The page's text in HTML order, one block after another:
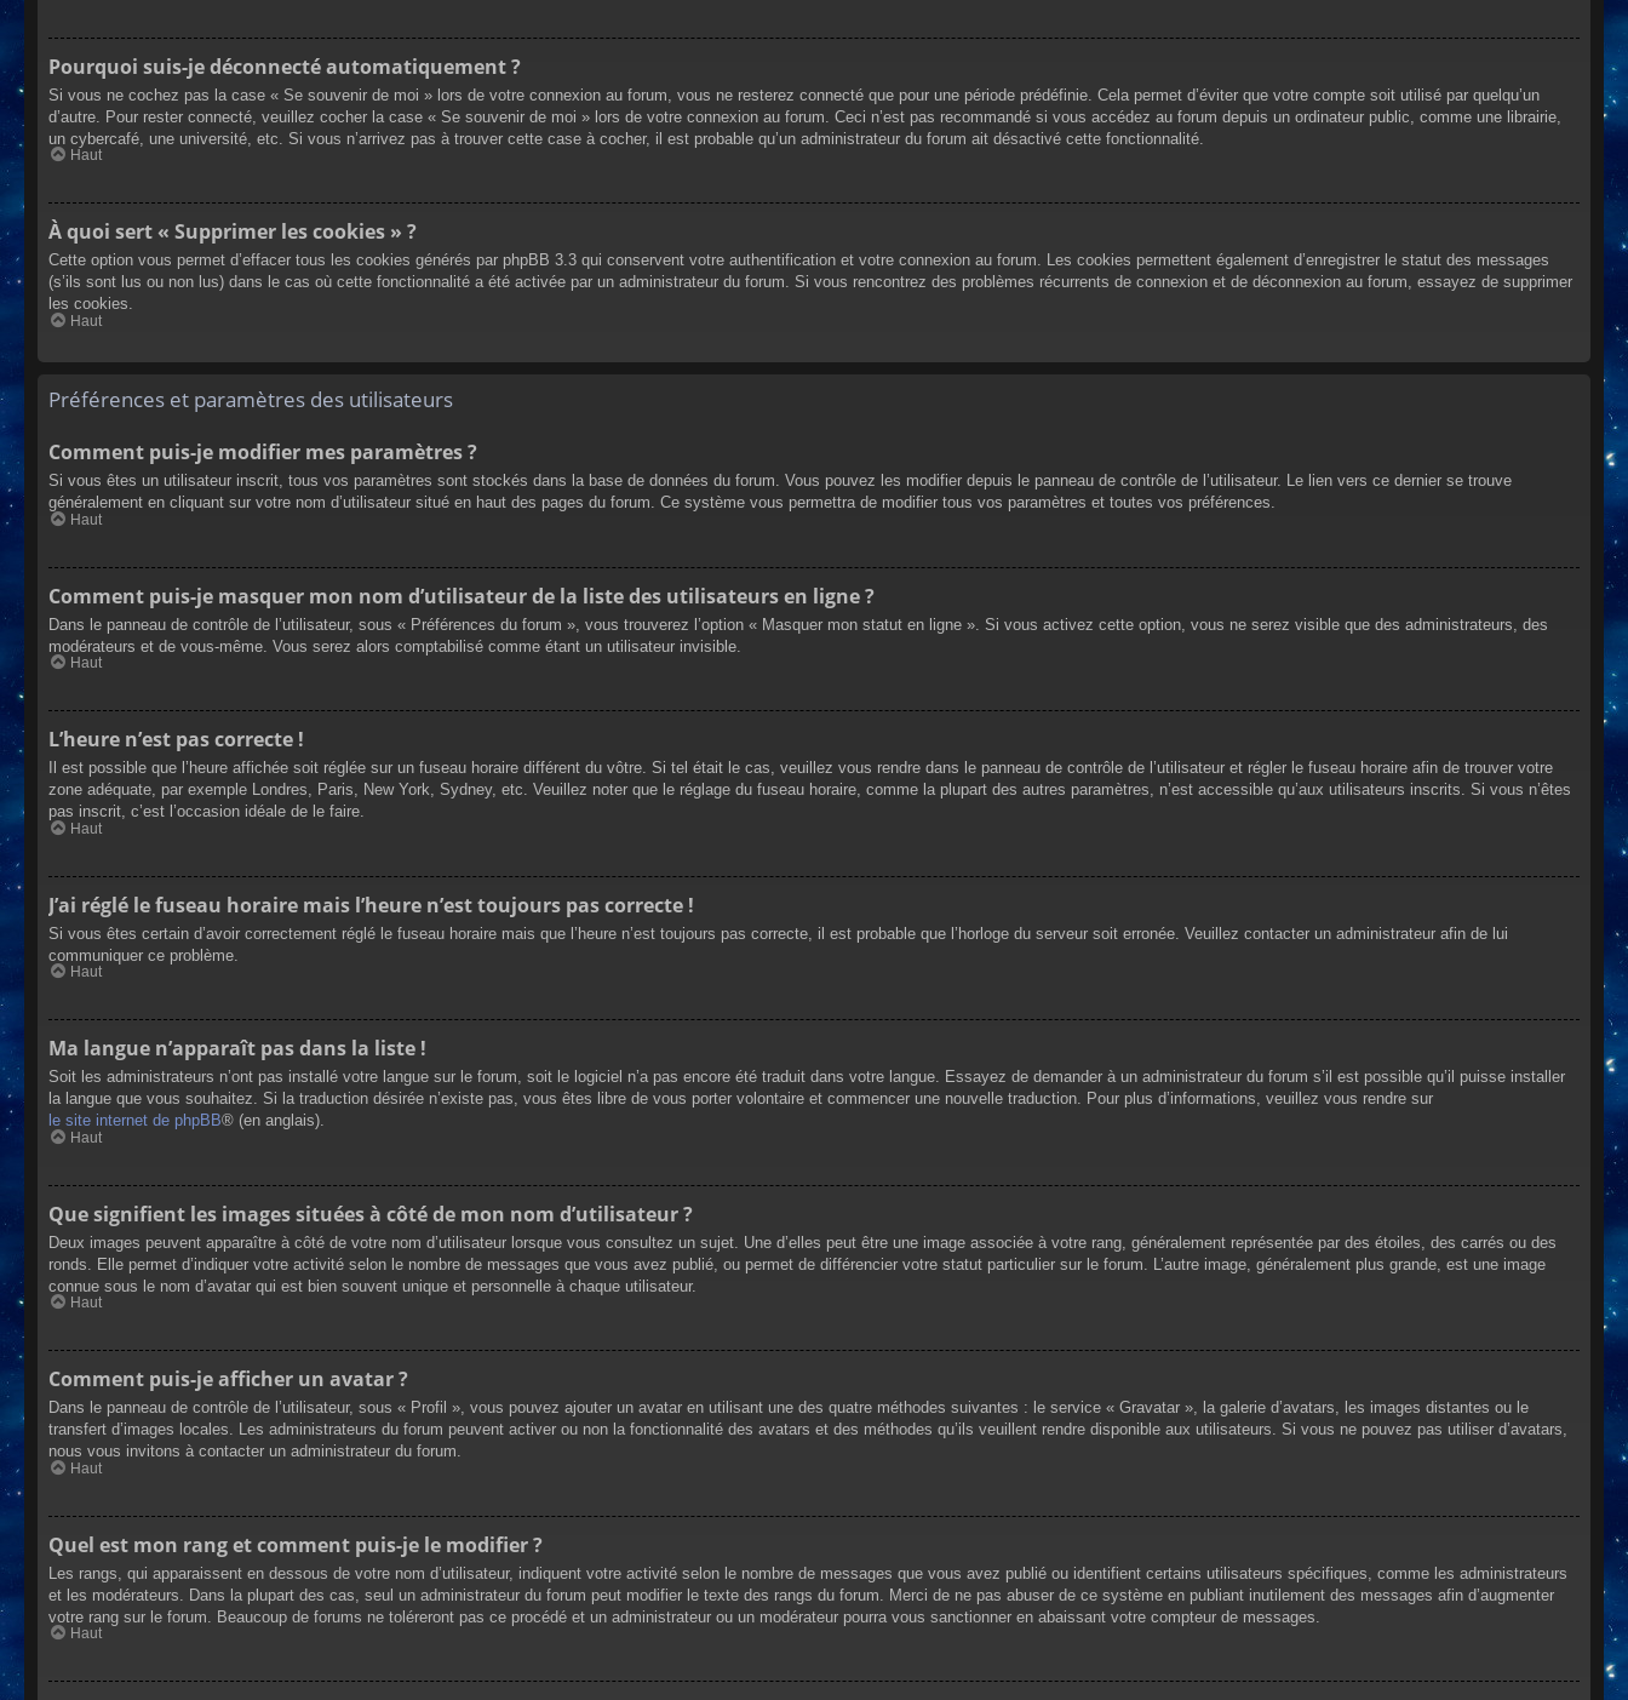
Pourquoi suis-je déconnecté automatiquement ?
Si vous ne cochez pas la case « Se souvenir de moi » lors de votre connexion au forum, vous ne resterez connecté que pour une période prédéfinie. Cela permet d’éviter que votre compte soit utilisé par quelqu’un
d’autre. Pour rester connecté, veuillez cocher la case « Se souvenir de moi » lors de votre connexion au forum. Ceci n’est pas recommandé si vous accédez au forum depuis un ordinateur public, comme une librairie,
un cybercafé, une université, etc. Si vous n’arrivez pas à trouver cette case à cocher, il est probable qu’un administrateur du forum ait désactivé cette fonctionnalité.
Haut
À quoi sert « Supprimer les cookies » ?
Cette option vous permet d’effacer tous les cookies générés par phpBB 3.3 qui conservent votre authentification et votre connexion au forum. Les cookies permettent également d’enregistrer le statut des messages
(s’ils sont lus ou non lus) dans le cas où cette fonctionnalité a été activée par un administrateur du forum. Si vous rencontrez des problèmes récurrents de connexion et de déconnexion au forum, essayez de supprimer
les cookies.
Haut
Préférences et paramètres des utilisateurs
Comment puis-je modifier mes paramètres ?
Si vous êtes un utilisateur inscrit, tous vos paramètres sont stockés dans la base de données du forum. Vous pouvez les modifier depuis le panneau de contrôle de l’utilisateur. Le lien vers ce dernier se trouve
généralement en cliquant sur votre nom d’utilisateur situé en haut des pages du forum. Ce système vous permettra de modifier tous vos paramètres et toutes vos préférences.
Haut
Comment puis-je masquer mon nom d’utilisateur de la liste des utilisateurs en ligne ?
Dans le panneau de contrôle de l’utilisateur, sous « Préférences du forum », vous trouverez l’option « Masquer mon statut en ligne ». Si vous activez cette option, vous ne serez visible que des administrateurs, des
modérateurs et de vous-même. Vous serez alors comptabilisé comme étant un utilisateur invisible.
Haut
L’heure n’est pas correcte !
Il est possible que l’heure affichée soit réglée sur un fuseau horaire différent du vôtre. Si tel était le cas, veuillez vous rendre dans le panneau de contrôle de l’utilisateur et régler le fuseau horaire afin de trouver votre
zone adéquate, par exemple Londres, Paris, New York, Sydney, etc. Veuillez noter que le réglage du fuseau horaire, comme la plupart des autres paramètres, n’est accessible qu’aux utilisateurs inscrits. Si vous n’êtes
pas inscrit, c’est l’occasion idéale de le faire.
Haut
J’ai réglé le fuseau horaire mais l’heure n’est toujours pas correcte !
Si vous êtes certain d’avoir correctement réglé le fuseau horaire mais que l’heure n’est toujours pas correcte, il est probable que l’horloge du serveur soit erronée. Veuillez contacter un administrateur afin de lui
communiquer ce problème.
Haut
Ma langue n’apparaît pas dans la liste !
Soit les administrateurs n’ont pas installé votre langue sur le forum, soit le logiciel n’a pas encore été traduit dans votre langue. Essayez de demander à un administrateur du forum s’il est possible qu’il puisse installer
la langue que vous souhaitez. Si la traduction désirée n’existe pas, vous êtes libre de vous porter volontaire et commencer une nouvelle traduction. Pour plus d’informations, veuillez vous rendre sur
le site internet de phpBB® (en anglais).
Haut
Que signifient les images situées à côté de mon nom d’utilisateur ?
Deux images peuvent apparaître à côté de votre nom d’utilisateur lorsque vous consultez un sujet. Une d’elles peut être une image associée à votre rang, généralement représentée par des étoiles, des carrés ou des
ronds. Elle permet d’indiquer votre activité selon le nombre de messages que vous avez publié, ou permet de différencier votre statut particulier sur le forum. L’autre image, généralement plus grande, est une image
connue sous le nom d’avatar qui est bien souvent unique et personnelle à chaque utilisateur.
Haut
Comment puis-je afficher un avatar ?
Dans le panneau de contrôle de l’utilisateur, sous « Profil », vous pouvez ajouter un avatar en utilisant une des quatre méthodes suivantes : le service « Gravatar », la galerie d’avatars, les images distantes ou le
transfert d’images locales. Les administrateurs du forum peuvent activer ou non la fonctionnalité des avatars et des méthodes qu’ils veuillent rendre disponible aux utilisateurs. Si vous ne pouvez pas utiliser d’avatars,
nous vous invitons à contacter un administrateur du forum.
Haut
Quel est mon rang et comment puis-je le modifier ?
Les rangs, qui apparaissent en dessous de votre nom d’utilisateur, indiquent votre activité selon le nombre de messages que vous avez publié ou identifient certains utilisateurs spécifiques, comme les administrateurs
et les modérateurs. Dans la plupart des cas, seul un administrateur du forum peut modifier le texte des rangs du forum. Merci de ne pas abuser de ce système en publiant inutilement des messages afin d’augmenter
votre rang sur le forum. Beaucoup de forums ne toléreront pas ce procédé et un administrateur ou un modérateur pourra vous sanctionner en abaissant votre compteur de messages.
Haut